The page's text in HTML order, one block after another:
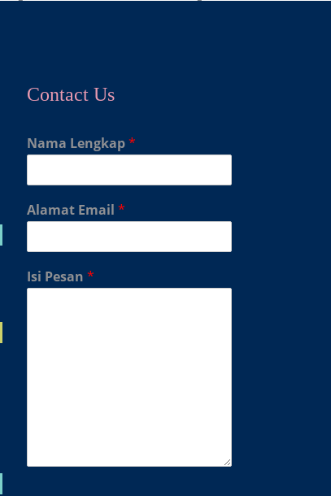
Contact Us
Nama Lengkap*
Alamat Email *
Isi Pesan *